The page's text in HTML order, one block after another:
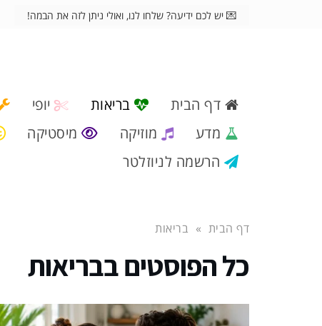
💌 יש לכם ידיעה? שלחו לנו, ואולי ניתן לזה את הבמה!
דף הבית בריאות יופי
מדע
מוזיקה מיסטיקה
הרשמה לניוזלטר
דף הבית » בריאות
כל הפוסטים בבריאות